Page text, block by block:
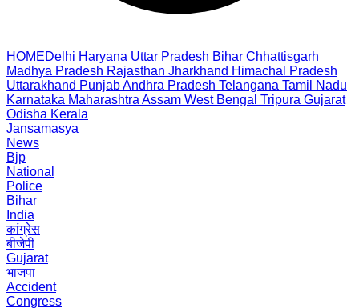
HOMEDelhi Haryana Uttar Pradesh Bihar Chhattisgarh
Madhya Pradesh Rajasthan Jharkhand Himachal Pradesh
Uttarakhand PunjabAndhra Pradesh Telangana Tamil Nadu
Karnataka Maharashtra Assam West Bengal Tripura Gujarat
Odisha Kerala
Jansamasya
News
Bjp
National
Police
Bihar
India
कांग्रेस
बीजेपी
Gujarat
भाजपा
Accident
Congress